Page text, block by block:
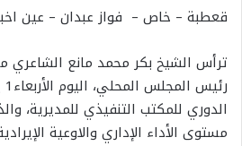
قعطبة – خاص – فواز عبدان – عين
ترأس الشيخ بكر محمد مانع الشاعري
الدوري للمكتب التنفيذي للمديرية،
مستوى الأداء الإداري والاوعية